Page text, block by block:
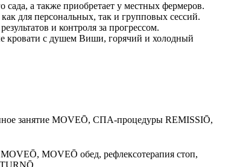
а также приобретает у местных фермеров.
для персональных, так и групповых сессий.
и контроля за прогрессом.
кровати с душем Виши, горячий и холодный
занятие MOVEŌ, СПА-процедуры REMISSIŌ,
MOVEŌ обед, рефлексотерапия стоп,